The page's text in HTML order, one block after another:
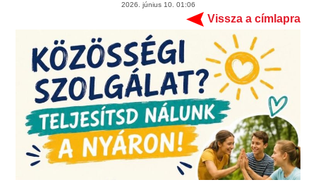
2026. június 10. 01:06
Vissza a címlapra